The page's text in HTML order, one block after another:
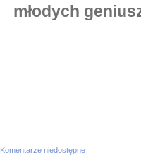
młodych
Komentarze niedostępne